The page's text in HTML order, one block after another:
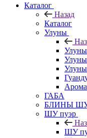
Каталог
Назад
Каталог
Улуны
Улуны
ГАБА
БЛИНЫ ШУ,
ШУ пуэр
ШУ